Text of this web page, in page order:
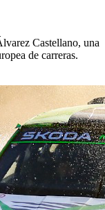
Castellano, una
de carreras.